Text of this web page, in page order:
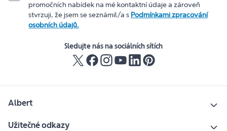
promočních nabídek na mé kontaktní údaje a zároveň
stvrzuji, že jsem se seznámil/a s Podmínkami zpracování
osobních údajů.
Sledujte nás na sociálních sítích
Albert
Užitečné odkazy